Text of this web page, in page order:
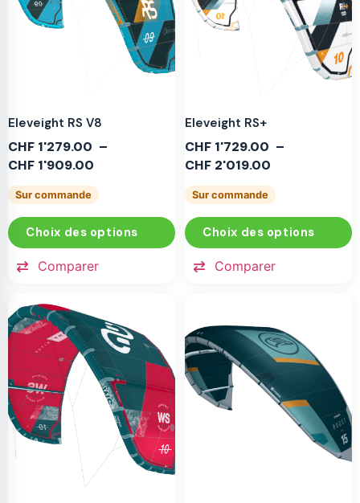
Eleveight RS V8
CHF 1'279.00 –
CHF 1'909.00
Sur commande
Choix des options
Comparer
Eleveight RS+
CHF 1'729.00 –
CHF 2'019.00
Sur commande
Choix des options
Comparer